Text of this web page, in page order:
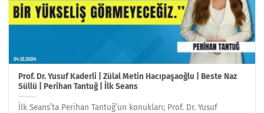
Prof. Dr. Yusuf Kaderli | Zülal Metin Hacıpaşaoğlu | Beste Naz
Süllü | Perihan Tantuğ | İlk Seans
İlk Seans’ta Perihan Tantuğ’un konukları; Prof. Dr. Yusuf